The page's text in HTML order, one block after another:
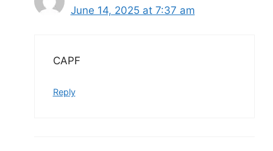
June 14, 2025 at 7:37 am
CAPF
Reply